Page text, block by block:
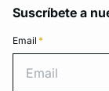
Suscríbete a
Email *